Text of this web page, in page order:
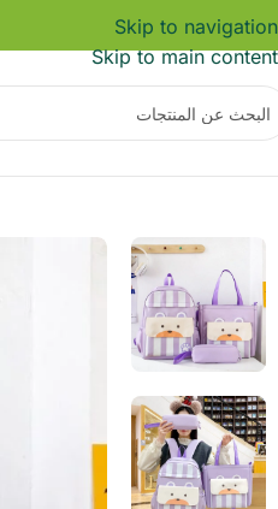
Skip to navigation
Skip to main content